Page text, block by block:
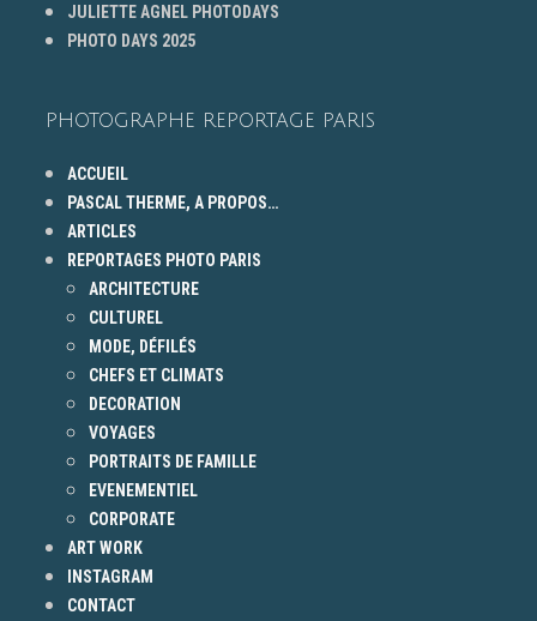
JULIETTE AGNEL PHOTODAYS
PHOTO DAYS 2025
PHOTOGRAPHE REPORTAGE PARIS
ACCUEIL
PASCAL THERME, A PROPOS…
ARTICLES
REPORTAGES PHOTO PARIS
ARCHITECTURE
CULTUREL
MODE, DÉFILÉS
CHEFS ET CLIMATS
DECORATION
VOYAGES
PORTRAITS DE FAMILLE
EVENEMENTIEL
CORPORATE
ART WORK
INSTAGRAM
CONTACT